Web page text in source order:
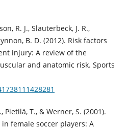
R. J., Slauterbeck, J. R.,
B. D. (2012). Risk factors
injury: A review of the
and anatomic risk. Sports
Pietilä, T., & Werner, S. (2001).
female soccer players: A